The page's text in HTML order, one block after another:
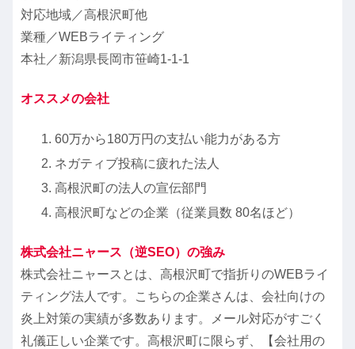
対応地域／高根沢町他
業種／WEBライティング
本社／新潟県長岡市笹崎1-1-1
オススメの会社
60万から180万円の支払い能力がある方
ネガティブ投稿に疲れた法人
高根沢町の法人の宣伝部門
高根沢町などの企業（従業員数 80名ほど）
株式会社ニャース（逆SEO）の強み
株式会社ニャースとは、高根沢町で指折りのWEBライ
ティング法人です。こちらの企業さんは、会社向けの
炎上対策の実績が多数あります。メール対応がすごく
礼儀正しい企業です。高根沢町に限らず、【会社用の